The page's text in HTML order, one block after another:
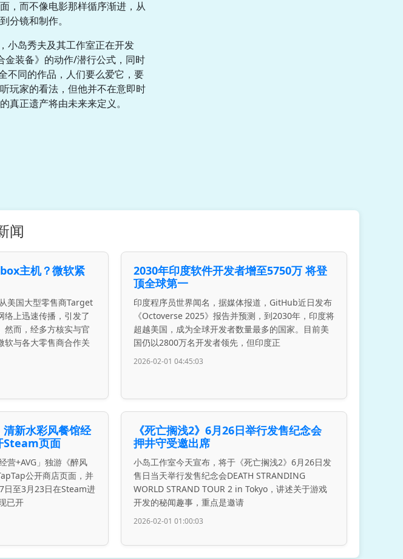
，而不像电影那样循序渐进，从
分镜和制作。
小岛秀夫及其工作室正在开发
金装备》的动作/潜行公式，同时
不同的作品，人们要么爱它，要
玩家的看法，但他并不在意即时
真正遗产将由未来来定义。
闻
主机？微软紧
美国大型零售商Target
络上迅速传播，引发了
然而，经多方核实与官
软与各大零售商合作关
2030年印度软件开发者增至5750万 将登
顶全球第一
印度程序员世界闻名，据媒体报道，GitHub近日发布
《Octoverse 2025》报告并预测，到2030年，印度将
超越美国，成为全球开发者数量最多的国家。目前美
国仍以2800万名开发者领先，但印度正
2026-02-01 04:45:03
新水彩风餐馆经
Steam页面
营+AVG」独游《醉风
公开商店页面，并
日至3月23日在Steam进
已开
《死亡搁浅2》6月26日举行发售纪念会
押井守受邀出席
小岛工作室今天宣布，将于《死亡搁浅2》6月26日发
售日当天举行发售纪念会DEATH STRANDING
WORLD STRAND TOUR 2 in Tokyo，讲述关于游戏
开发的秘闻趣事，重点是邀请
2026-02-01 01:00:03